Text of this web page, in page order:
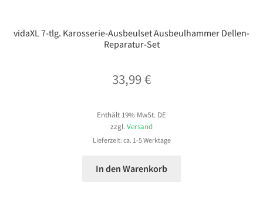
vidaXL 7-tlg. Karosserie-Ausbeulset Ausbeulhammer Dellen-
Reparatur-Set
33,99€
Enthält 19% MwSt. DE
zzgl. Versand
Lieferzeit: ca. 1-5 Werktage
In den Warenkorb